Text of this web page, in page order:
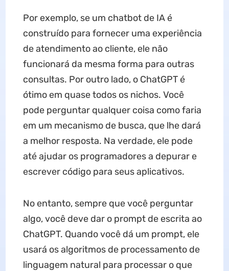
Por exemplo, se um chatbot de IA é
construído para fornecer uma experiência
de atendimento ao cliente, ele não
funcionará da mesma forma para outras
consultas. Por outro lado, o ChatGPT é
ótimo em quase todos os nichos. Você
pode perguntar qualquer coisa como faria
em um mecanismo de busca, que lhe dará
a melhor resposta. Na verdade, ele pode
até ajudar os programadores a depurar e
escrever código para seus aplicativos.
No entanto, sempre que você perguntar
algo, você deve dar o prompt de escrita ao
ChatGPT. Quando você dá um prompt, ele
usará os algoritmos de processamento de
linguagem natural para processar o que